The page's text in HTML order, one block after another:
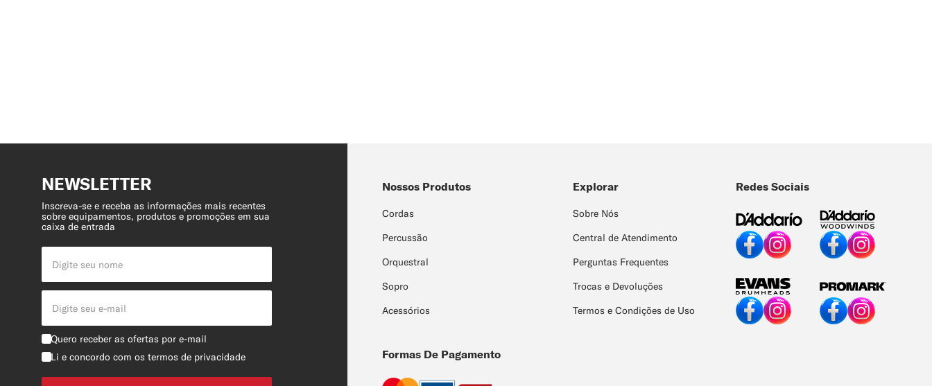
NEWSLETTER
Inscreva-se e receba as informações mais recentes
sobre equipamentos, produtos e promoções em sua
caixa de entrada
Quero receber as ofertas por e-mail
Li e concordo com os termos de privacidade
Nossos Produtos
Cordas
Percussão
Orquestral
Sopro
Acessórios
Explorar
Sobre Nós
Central de Atendimento
Perguntas Frequentes
Trocas e Devoluções
Termos e Condições de Uso
Redes Sociais
Formas De Pagamento